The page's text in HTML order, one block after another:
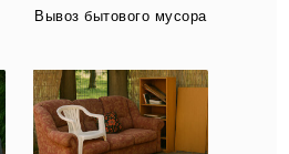
Вывоз бытового мусора